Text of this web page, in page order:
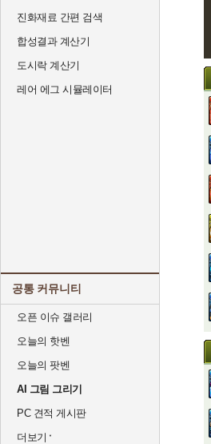
진화재료 간편 검색
합성결과 계산기
도시락 계산기
레어 에그 시뮬레이터
공통 커뮤니티
오픈 이슈 갤러리
오늘의 핫벤
오늘의 팟벤
AI 그림 그리기
PC 견적 게시판
더보기